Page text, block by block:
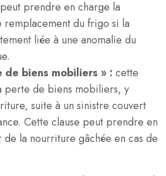
prendre en charge la
remplacement du frigo si la
liée à une anomalie du
de biens mobiliers » : cette
perte de biens mobiliers, y
suite à un sinistre couvert
Cette clause peut prendre en
de la nourriture gâchée en cas de